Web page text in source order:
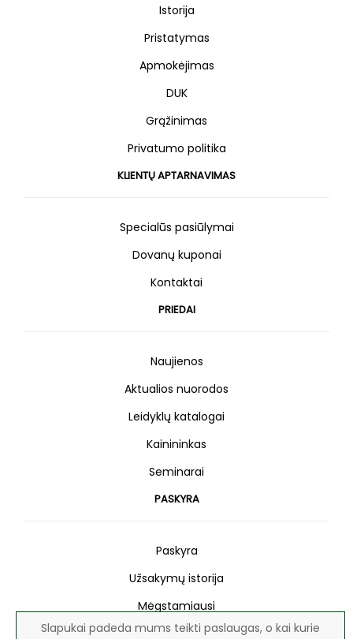
Slapukai padeda mums teikti paslaugas, o kai kurie
Istorija
Pristatymas
Apmokėjimas
DUK
Grąžinimas
Privatumo politika
KLIENTŲ APTARNAVIMAS
Specialūs pasiūlymai
Dovanų kuponai
Kontaktai
PRIEDAI
Naujienos
Aktualios nuorodos
Leidyklų katalogai
Kainininkas
Seminarai
PASKYRA
Paskyra
Užsakymų istorija
Mėgstamiausi
Naujienlaiškis